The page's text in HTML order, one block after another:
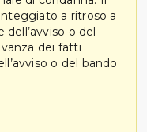
a ritroso a
o del
dei fatti
o del bando